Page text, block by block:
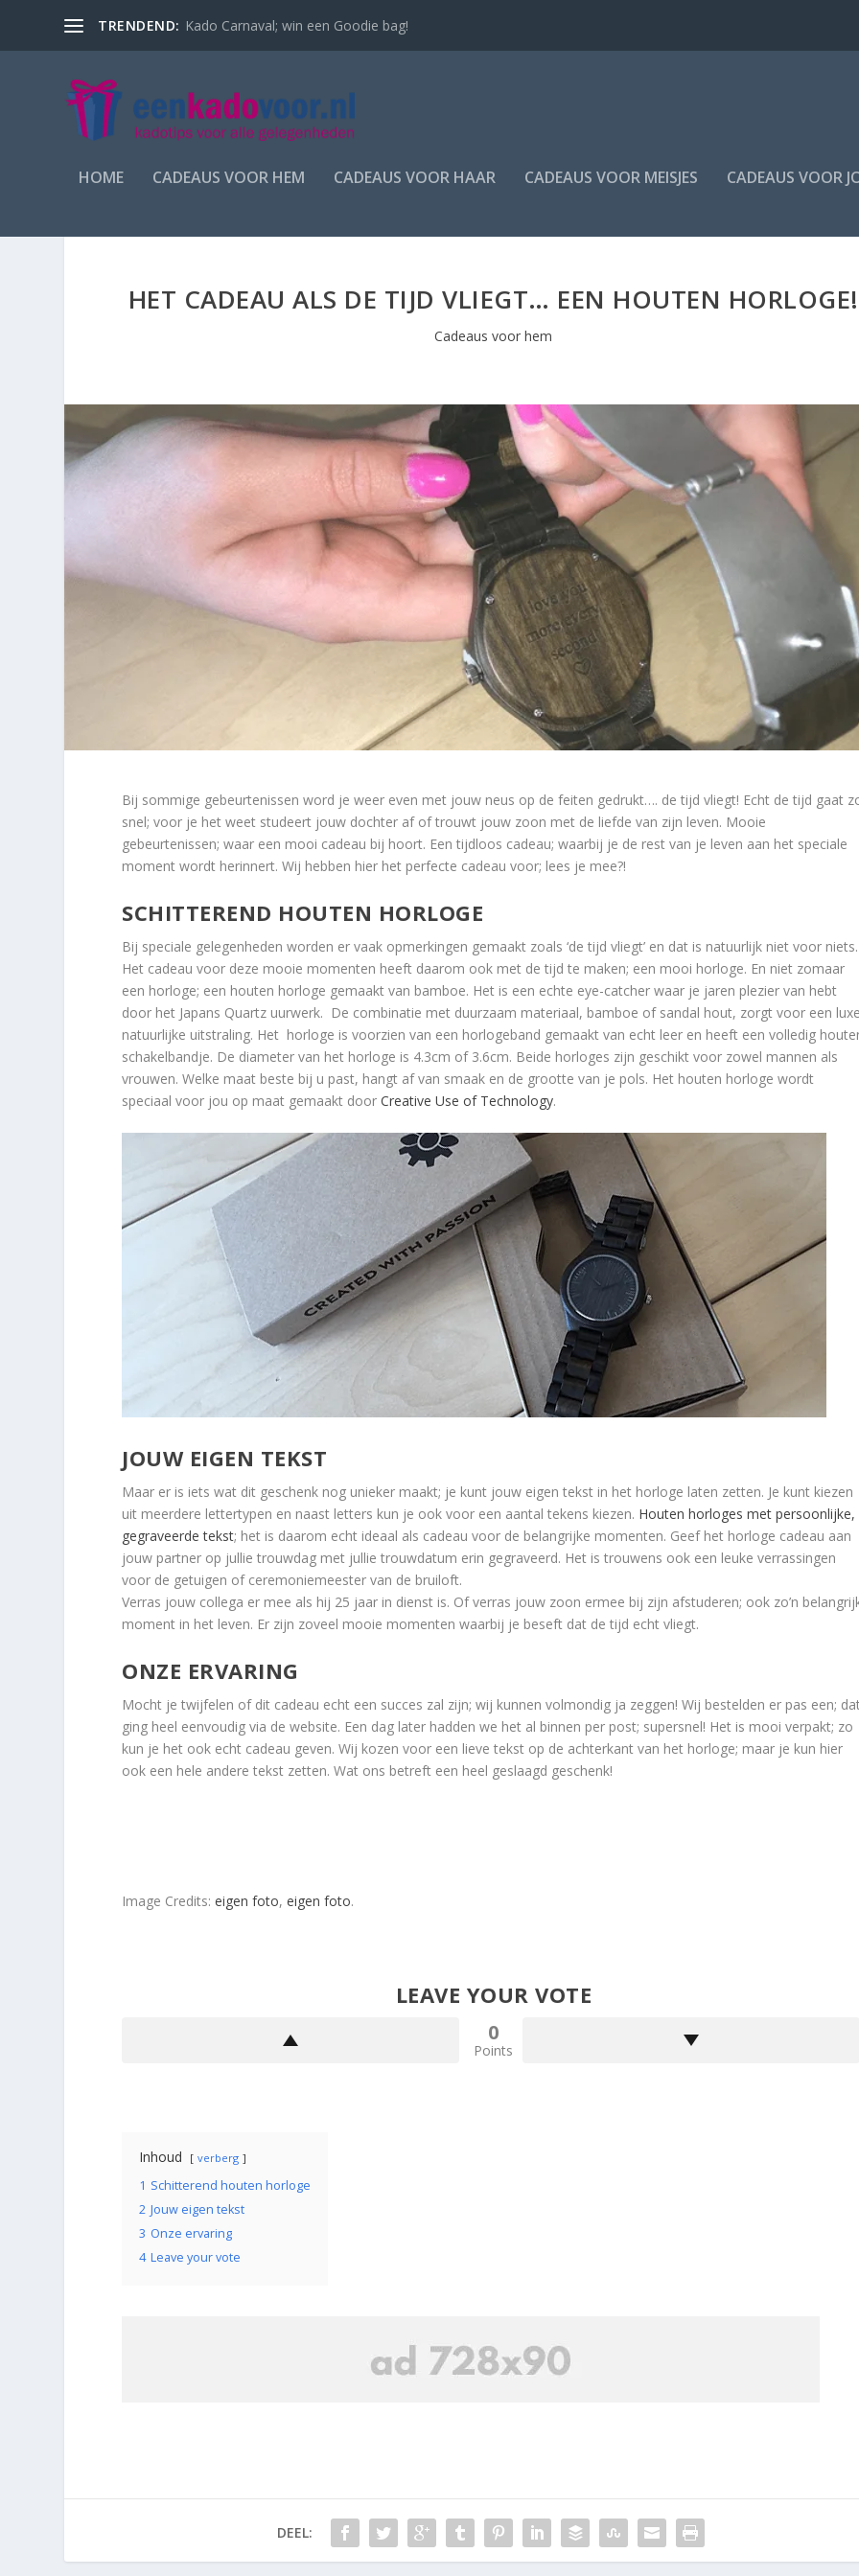
TRENDEND: Kado Carnaval; win een Goodie bag!
HOME CADEAUS VOOR HEM CADEAUS VOOR HAAR CADEAUS VOOR MEISJES CADEAUS VOOR
HET CADEAU ALS DE TIJD VLIEGT… EEN HOUTEN HORLOGE!
Cadeaus voor hem
Bij sommige gebeurtenissen word je weer even met jouw neus op de feiten gedrukt…. de tijd vliegt! Echt de tijd gaat
snel; voor je het weet studeert jouw dochter af of trouwt jouw zoon met de liefde van zijn leven. Mooie
gebeurtenissen; waar een mooi cadeau bij hoort. Een tijdloos cadeau; waarbij je de rest van je leven aan het speciale
moment wordt herinnert. Wij hebben hier het perfecte cadeau voor; lees je mee?!
SCHITTEREND HOUTEN HORLOGE
Bij speciale gelegenheden worden er vaak opmerkingen gemaakt zoals ‘de tijd vliegt’ en dat is natuurlijk niet voor niets.
Het cadeau voor deze mooie momenten heeft daarom ook met de tijd te maken; een mooi horloge. En niet zomaar
een horloge; een houten horloge gemaakt van bamboe. Het is een echte eye-catcher waar je jaren plezier van hebt
door het Japans Quartz uurwerk. De combinatie met duurzaam materiaal, bamboe of sandal hout, zorgt voor een
natuurlijke uitstraling. Het horloge is voorzien van een horlogeband gemaakt van echt leer en heeft een volledig
schakelbandje. De diameter van het horloge is 4.3cm of 3.6cm. Beide horloges zijn geschikt voor zowel mannen als
vrouwen. Welke maat beste bij u past, hangt af van smaak en de grootte van je pols. Het houten horloge wordt
speciaal voor jou op maat gemaakt doorCreative Use of Technology.
JOUW EIGEN TEKST
Maar er is iets wat dit geschenk nog unieker maakt; je kunt jouw eigen tekst in het horloge laten zetten. Je kunt kiezen
uit meerdere lettertypen en naast letters kun je ook voor een aantal tekens kiezen. Houten horloges met persoonlijke,
gegraveerde tekst; het is daarom echt ideaal als cadeau voor de belangrijke momenten. Geef het horloge cadeau aan
jouw partner op jullie trouwdag met jullie trouwdatum erin gegraveerd. Het is trouwens ook een leuke verrassingen
voor de getuigen of ceremoniemeester van de bruiloft.
Verras jouw collega er mee als hij 25 jaar in dienst is. Of verras jouw zoon ermee bij zijn afstuderen; ook zo’n
moment in het leven. Er zijn zoveel mooie momenten waarbij je beseft dat de tijd echt vliegt.
ONZE ERVARING
Mocht je twijfelen of dit cadeau echt een succes zal zijn; wij kunnen volmondig ja zeggen! Wij bestelden er pas een;
ging heel eenvoudig via de website. Een dag later hadden we het al binnen per post; supersnel! Het is mooi verpakt; zo
kun je het ook echt cadeau geven. Wij kozen voor een lieve tekst op de achterkant van het horloge; maar je kun hier
ook een hele andere tekst zetten. Wat ons betreft een heel geslaagd geschenk!
Image Credits:eigen foto,eigen foto.
LEAVE YOUR VOTE
0
Points
Inhoud verberg
1 Schitterend houten horloge
2 Jouw eigen tekst
3 Onze ervaring
4 Leave your vote
DEEL: